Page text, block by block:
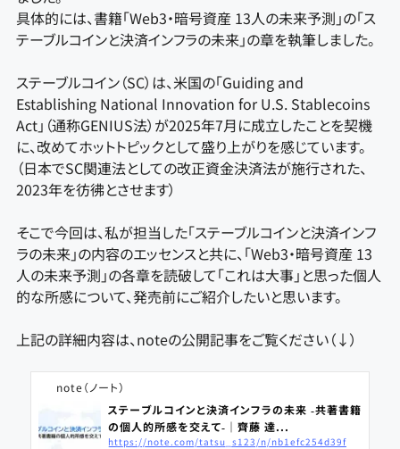
具体的には、書籍「Web3・暗号資産 13人の未来予測」の「ス
テーブルコインと決済インフラの未来」の章を執筆しました。
ステーブルコイン（SC）は、米国の「Guiding and
Establishing National Innovation for U.S. Stablecoins
Act」（通称GENIUS法）が2025年7月に成立したことを契機
に、改めてホットトピックとして盛り上がりを感じています。
（日本でSC関連法としての改正資金決済法が施行された、
2023年を彷彿とさせます）
そこで今回は、私が担当した「ステーブルコインと決済インフ
ラの未来」の内容のエッセンスと共に、「Web3・暗号資産 13
人の未来予測」の各章を読破して「これは大事」と思った個人
的な所感について、発売前にご紹介したいと思います。
上記の詳細内容は、noteの公開記事をご覧ください（↓）
note（ノート）
ステーブルコインと決済インフラの未来 ‐共著書籍
の個人的所感を交えて‐｜齊藤 達...
https://note.com/tatsu_s123/n/nb1efc254d39f